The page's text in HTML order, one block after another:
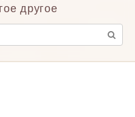
другое